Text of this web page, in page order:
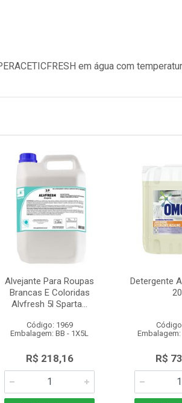
em água com
Alvejante Para Roupas
Brancas E Coloridas
Alvfresh 5l Sparta...
Código: 1969
Embalagem: BB - 1X5L
R$ 218,16
Detergente
Embalagem:
R$